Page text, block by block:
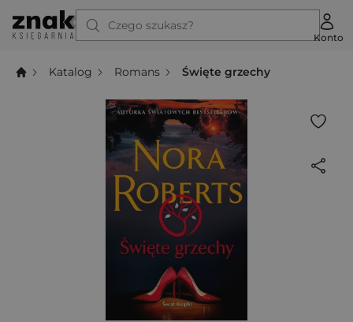
Czego szukasz?
Konto
Katalog Romans Święte grzechy